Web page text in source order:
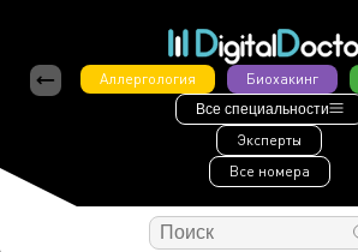
Аллергология
Биохакинг
Все специальности
Эксперты
Все номера